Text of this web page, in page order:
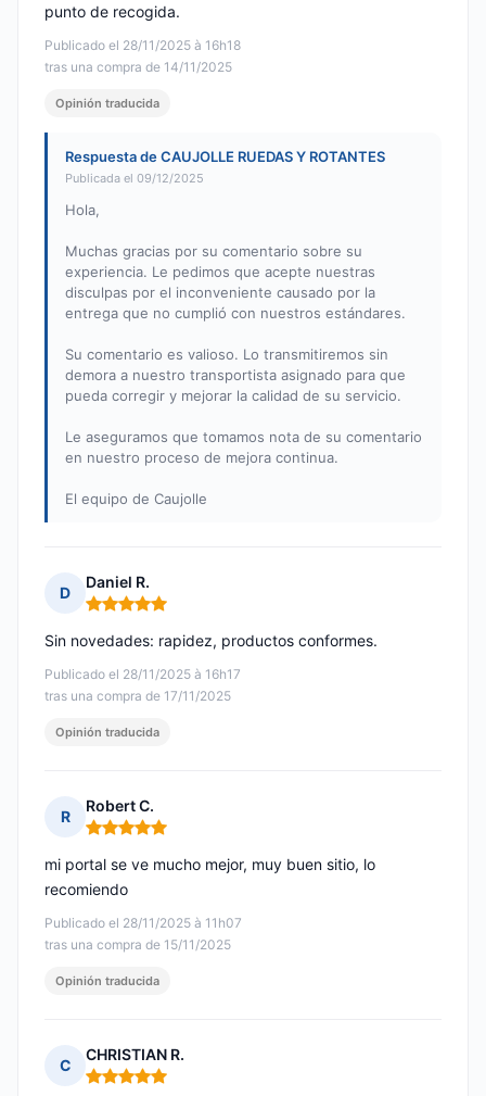
Publicado el 28/11/2025 à 16h18
tras una compra de 14/11/2025
punto de recogida.
Opinión traducida
Respuesta de CAUJOLLE RUEDAS Y ROTANTES
Publicada el 09/12/2025
Hola,
Muchas gracias por su comentario sobre su
experiencia. Le pedimos que acepte nuestras
disculpas por el inconveniente causado por la
entrega que no cumplió con nuestros estándares.
Su comentario es valioso. Lo transmitiremos sin
demora a nuestro transportista asignado para que
pueda corregir y mejorar la calidad de su servicio.
Le aseguramos que tomamos nota de su comentario
en nuestro proceso de mejora continua.
El equipo de Caujolle
D
Daniel R.
Nota: 5 de 5
Publicado el 28/11/2025 à 16h17
tras una compra de 17/11/2025
Sin novedades: rapidez, productos conformes.
Opinión traducida
R
Robert C.
Nota: 5 de 5
Publicado el 28/11/2025 à 11h07
tras una compra de 15/11/2025
mi portal se ve mucho mejor, muy buen sitio, lo
recomiendo
Opinión traducida
C
CHRISTIAN R.
Nota: 5 de 5